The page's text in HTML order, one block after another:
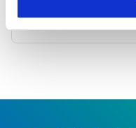
全て無償となら